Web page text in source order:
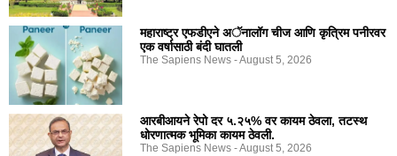
महाराष्ट्र एफडीएने अॅनालॉग चीज आणि कृत्रिम पनीरवर
एक वर्षासाठी बंदी घातली
The Sapiens News August 5, 2026
आरबीआयने रेपो दर ५.२५% वर कायम ठेवला, तटस्थ
धोरणात्मक भूमिका कायम ठेवली.
The Sapiens News August 5, 2026